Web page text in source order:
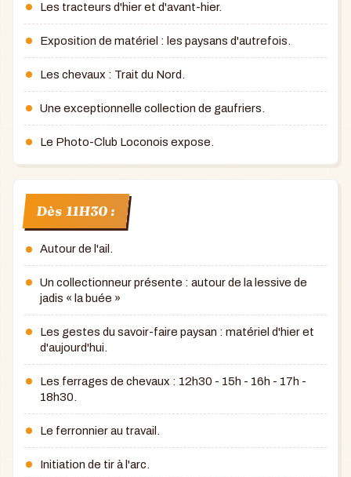
Les tracteurs d'hier et d'avant-hier.
Exposition de matériel : les paysans d'autrefois.
Les chevaux : Trait du Nord.
Une exceptionnelle collection de gaufriers.
Le Photo-Club Loconois expose.
Dès 11H30 :
Autour de l'ail.
Un collectionneur présente : autour de la lessive de
jadis « la buée »
Les gestes du savoir-faire paysan : matériel d'hier et
d'aujourd'hui.
Les ferrages de chevaux : 12h30 - 15h - 16h - 17h -
18h30.
Le ferronnier au travail.
Initiation de tir à l'arc.